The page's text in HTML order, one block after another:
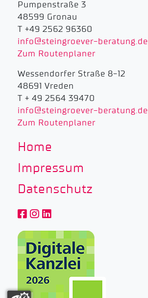
Pumpenstraße 3
48599 Gronau
T +49 2562 96360
info@steingroever-beratung.de
Zum Routenplaner
Wessendorfer Straße 8-12
48691 Vreden
T + 49 2564 39470
info@steingroever-beratung.de
Zum Routenplaner
Home
Impressum
Datenschutz